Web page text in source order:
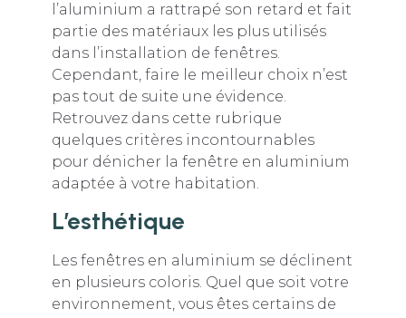
l’aluminium a rattrapé son retard et fait
partie des matériaux les plus utilisés
dans l’installation de fenêtres.
Cependant, faire le meilleur choix n’est
pas tout de suite une évidence.
Retrouvez dans cette rubrique
quelques critères incontournables
pour dénicher la fenêtre en aluminium
adaptée à votre habitation.
L’esthétique
Les fenêtres en aluminium se déclinent
en plusieurs coloris. Quel que soit votre
environnement, vous êtes certains de